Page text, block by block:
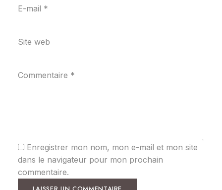
E-mail *
Site web
Commentaire *
Enregistrer mon nom, mon e-mail et mon site
dans le navigateur pour mon prochain
commentaire.